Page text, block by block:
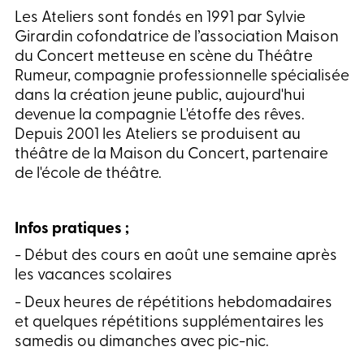
Les Ateliers sont fondés en 1991 par Sylvie
Girardin cofondatrice de l’association Maison
du Concert metteuse en scène du Théâtre
Rumeur, compagnie professionnelle spécialisée
dans la création jeune public, aujourd'hui
devenue la compagnie L'étoffe des rêves.
Depuis 2001 les Ateliers se produisent au
théâtre de la Maison du Concert, partenaire
de l'école de théâtre.
Infos pratiques ;
- Début des cours en août une semaine après
les vacances scolaires
- Deux heures de répétitions hebdomadaires
et quelques répétitions supplémentaires les
samedis ou dimanches avec pic-nic.